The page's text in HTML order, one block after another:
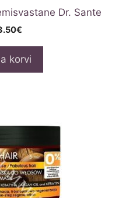
Dr. Sante
€
korvi